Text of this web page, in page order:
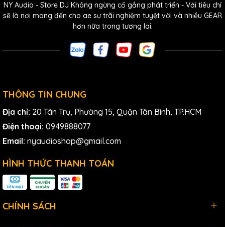
TẦN SỐ THẤP, TẦN SỐ CAO và EQ bù phòng
Dễ dàng tích hợp vào bất kỳ hệ thống nào có đầu vào XLR,
TRS và RCA
NY Audio - Store DJ Không ngừng cố gắng phát triển - Với tiêu chí
sẽ là nơi mang đến cho ae sự trãi nghiệm tuyệt vời và nhiều GEAR
hơn nữa trong tương lai.
THÔNG TIN CHUNG
Địa chỉ: 20 Tân Trụ, Phường 15, Quận Tân Bình, TP.HCM
Điện thoại: 0949888077
Email: nyaudioshop@gmail.com
HÌNH THỨC THANH TOÁN
CHÍNH SÁCH